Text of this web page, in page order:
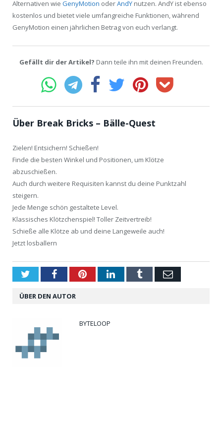
Alternativen wie GenyMotion oderAndY nutzen. AndY ist ebenso
kostenlos und bietet viele umfangreiche Funktionen, während
GenyMotion einen jährlichen Betrag von euch verlangt.
Gefällt dir der Artikel? Dann teile ihn mit deinen Freunden.
Über Break Bricks – Bälle-Quest
Zielen! Entsichern! Schießen!
Finde die besten Winkel und Positionen, um Klötze
abzuschießen.
Auch durch weitere Requisiten kannst du deine Punktzahl
steigern.
Jede Menge schön gestaltete Level.
Klassisches Klötzchenspiel! Toller Zeitvertreib!
Schieße alle Klötze ab und deine Langeweile auch!
Jetzt losballern
TwitterFacebookPinterestLinkedInTumblrEmail
ÜBER DEN AUTOR
BYTELOOP